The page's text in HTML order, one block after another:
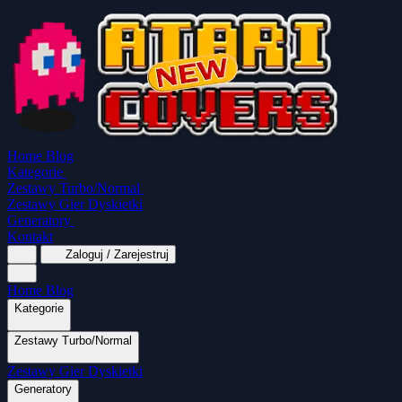
Home Blog
Kategorie
Zestawy Turbo/Normal
Zestawy Gier Dyskietki
Generatory
Kontakt
Zaloguj / Zarejestruj
Home Blog
Kategorie
Wszystkie kategorie
Zestawy Turbo/Normal
MapaSoft Turbo ROM SparkTurbo 2000
Mina Grubcio Normal
Zestawy Gier Dyskietki
Generatory